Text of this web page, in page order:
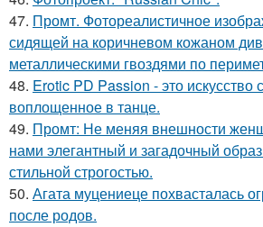
47. Промт. Фотореалистичное
сидящей на коричневом кожаном
металлическими гвоздями по
48. Erotic PD Passion - это искусство
воплощенное в танце.
49. Промт: Не меняя внешности
нами элегантный и загадочный
стильной строгостью.
50. Агата муцениеце похвасталась
после родов.